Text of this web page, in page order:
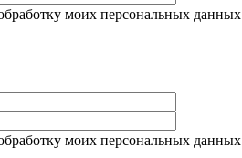
моих персональных данных
моих персональных данных